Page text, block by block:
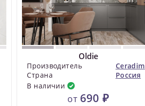
Oldie
Производитель
Ceradim
Страна
Россия
В наличии
от 690 ₽